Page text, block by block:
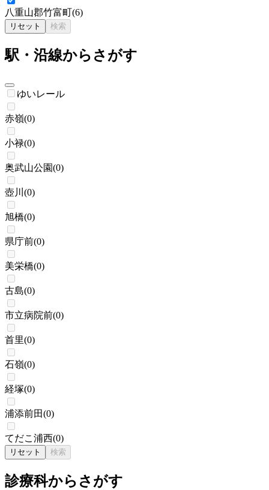
八重山郡竹富町(6)
リセット 検索
駅・沿線からさがす
ゆいレール
赤嶺(0)
小禄(0)
奥武山公園(0)
壺川 (0)
旭橋(0)
県庁前(0)
美栄橋(0)
古島(0)
市立病院前(0)
首里(0)
石嶺(0)
経塚(0)
浦添前田(0)
てだこ浦西(0)
リセット 検索
診療科からさがす